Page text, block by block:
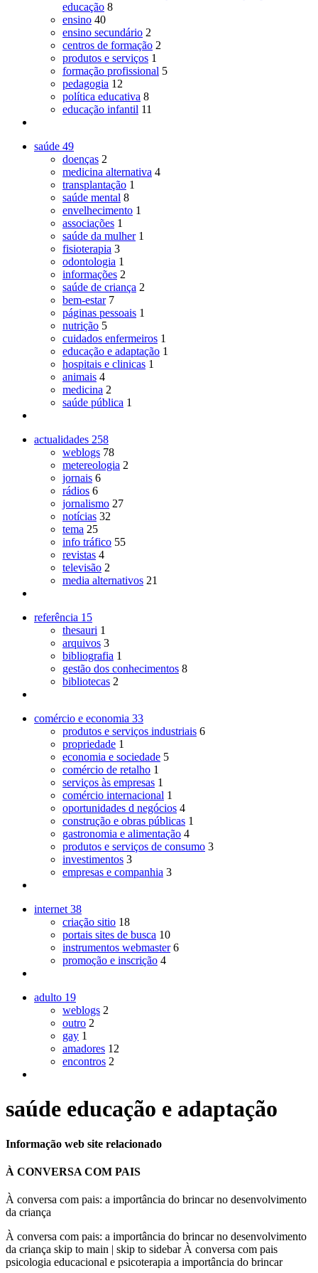
educação 8
ensino 40
ensino secundário 2
centros de formação 2
produtos e serviços 1
formação profissional 5
pedagogia 12
política educativa 8
educação infantil 11
saúde 49
doenças 2
medicina alternativa 4
transplantação 1
saúde mental 8
envelhecimento 1
associações 1
saúde da mulher 1
fisioterapia 3
odontologia 1
informações 2
saúde de criança 2
bem-estar 7
páginas pessoais 1
nutrição 5
cuidados enfermeiros 1
educação e adaptação 1
hospitais e clinicas 1
animais 4
medicina 2
saúde pública 1
actualidades 258
weblogs 78
metereologia 2
jornais 6
rádios 6
jornalismo 27
notícias 32
tema 25
info tráfico 55
revistas 4
televisão 2
media alternativos 21
referência 15
thesauri 1
arquivos 3
bibliografia 1
gestão dos conhecimentos 8
bibliotecas 2
comércio e economia 33
produtos e serviços industriais 6
propriedade 1
economia e sociedade 5
comércio de retalho 1
serviços às empresas 1
comércio internacional 1
oportunidades d negócios 4
construção e obras públicas 1
gastronomia e alimentação 4
produtos e serviços de consumo 3
investimentos 3
empresas e companhia 3
internet 38
criação sitio 18
portais sites de busca 10
instrumentos webmaster 6
promoção e inscrição 4
adulto 19
weblogs 2
outro 2
gay 1
amadores 12
encontros 2
saúde educação e adaptação
Informação web site relacionado
À CONVERSA COM PAIS
À conversa com pais: a importância do brincar no desenvolvimento
da criança
À conversa com pais: a importância do brincar no desenvolvimento
da criança skip to main | skip to sidebar À conversa com pais
psicologia educacional e psicoterapia a importância do brincar